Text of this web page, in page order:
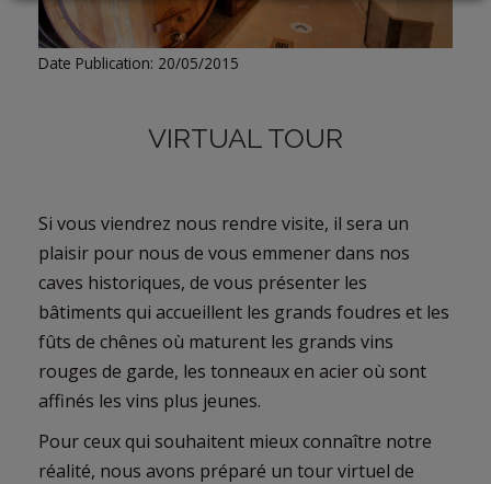
LOGIN
Date Publication: 20/05/2015
VIRTUAL TOUR
Si vous viendrez nous rendre visite, il sera un
plaisir pour nous de vous emmener dans nos
caves historiques, de vous présenter les
bâtiments qui accueillent les grands foudres et les
fûts de chênes où maturent les grands vins
rouges de garde, les tonneaux en acier où sont
affinés les vins plus jeunes.
Pour ceux qui souhaitent mieux connaître notre
réalité, nous avons préparé un tour virtuel de